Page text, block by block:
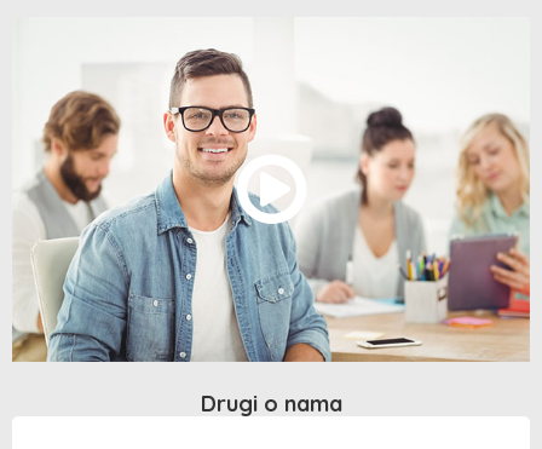
Drugi o nama